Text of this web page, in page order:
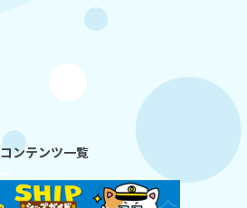
コンテンツ一覧